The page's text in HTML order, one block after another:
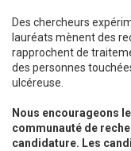
Des chercheurs
lauréats mènent des
rapprochent de
des personnes
ulcéreuse.
Nous encourageons
communauté de
candidature. Les